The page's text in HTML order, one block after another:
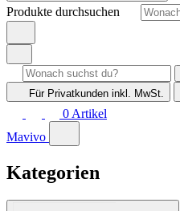
Produkte durchsuchen
Für Privatkunden inkl. MwSt.
0 Artikel
Mavivo
Kategorien